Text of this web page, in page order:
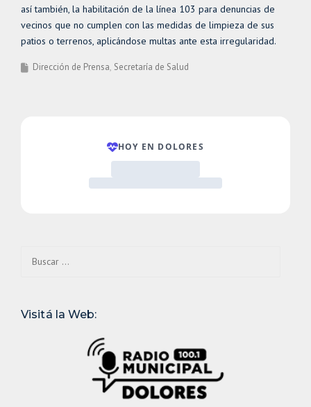
así también, la habilitación de la línea 103 para denuncias de
vecinos que no cumplen con las medidas de limpieza de sus
patios o terrenos, aplicándose multas ante esta irregularidad.
Dirección de Prensa Secretaría de Salud
Visitá la Web: